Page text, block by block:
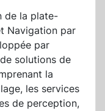
de la plate-
Navigation par
par
solutions de
la
les services
de perception,